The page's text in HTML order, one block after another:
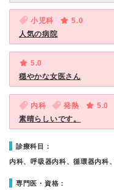
小児科
5.0
人気の病院
5.0
穏やかな女医さん
内科 発熱
5.0
素晴らしいです。
診療科目：
内科、呼吸器内科、循環器内科
専門医・資格：